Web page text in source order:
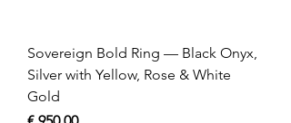
Sovereign Bold Ring — Black Onyx,
Silver with Yellow, Rose & White
Gold